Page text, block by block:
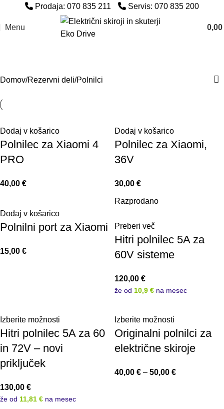
Prodaja: 070 835 211 Servis: 070 835 200
Menu 0,00
Domov Rezervni deli Polnilci
Dodaj v košarico
Polnilec za Xiaomi 4
PRO
40,00 €
Dodaj v košarico
Polnilec za Xiaomi,
36V
30,00 €
Dodaj v košarico
Polnilni port za Xiaomi
15,00 €
Razprodano
Preberi več
Hitri polnilec 5A za
60V sisteme
120,00 €
že od 10,9 € na mesec
Izberite možnosti
Hitri polnilec 5A za 60
in 72V – novi
priključek
130,00 €
že od 11,81 € na mesec
Izberite možnosti
Originalni polnilci za
električne skiroje
40,00 € – 50,00 €